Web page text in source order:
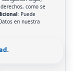
como se
: Puede
en nuestra
.